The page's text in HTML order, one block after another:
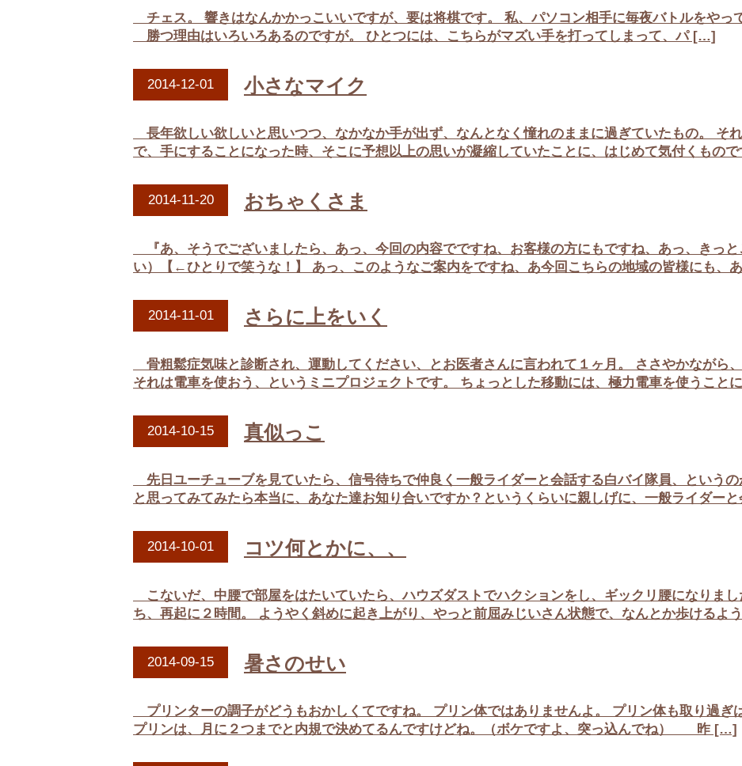
チェス。 響きはなんかかっこいいですが、要は将棋です。 私、パソコン相手に毎夜バトルをやっ
勝つ理由はいろいろあるのですが。 ひとつには、こちらがマズい手を打ってしまって、パ […]
2014-12-01 小さなマイク
長年欲しい欲しいと思いつつ、なかなか手が出ず、なんとなく憧れのままに過ぎていたもの。 そ
で、手にすることになった時、そこに予想以上の思いが凝縮していたことに、はじめて気付くもの
2014-11-20 おちゃくさま
『あ、そうでございましたら、あっ、今回の内容でですね、お客様の方にもですね、あっ、きっ
い）【←ひとりで笑うな！】 あっ、このようなご案内をですね、あ今回こちらの地域の皆様にも、
2014-11-01 さらに上をいく
骨粗鬆症気味と診断され、運動してください、とお医者さんに言われて１ヶ月。 ささやかながら
それは電車を使おう、というミニプロジェクトです。 ちょっとした移動には、極力電車を使うこと
2014-10-15 真似っこ
先日ユーチューブを見ていたら、信号待ちで仲良く一般ライダーと会話する白バイ隊員、というの
と思ってみてみたら本当に、あなた達お知り合いですか？というくらいに親しげに、一般ライダー
2014-10-01 コツ何とかに、、
こないだ、中腰で部屋をはたいていたら、ハウズダストでハクションをし、ギックリ腰になりま
ち、再起に２時間。 ようやく斜めに起き上がり、やっと前屈みじいさん状態で、なんとか歩けるよ
2014-09-15 暑さのせい
プリンターの調子がどうもおかしくてですね。 プリン体ではありませんよ。 プリン体も取り過ぎ
プリンは、月に２つまでと内規で決めてるんですけどね。（ボケですよ、突っ込んでね） 昨 […]